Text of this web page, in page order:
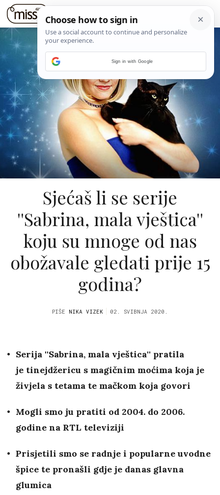
Sjećaš li se serije
''Sabrina, mala vještica''
koju su mnoge od nas
obožavale gledati prije 15
godina?
PIŠE NIKA VIZEK 02. SVIBNJA 2020.
Serija ''Sabrina, mala vještica'' pratila
je tinejdžericu s magičnim moćima koja je
živjela s tetama te mačkom koja govori
Mogli smo ju pratiti od 2004. do 2006.
godine na RTL televiziji
Prisjetili smo se radnje i popularne uvodne
špice te pronašli gdje je danas glavna
glumica
Sign in with Google